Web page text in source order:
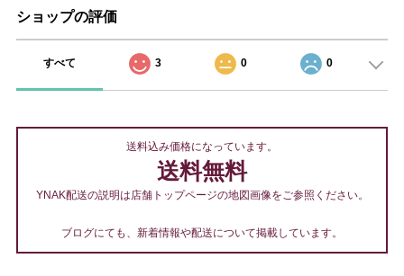
ショップの評価
すべて 3 0 0
送料込み価格になっています。
送料無料
YNAK配送の説明は店舗トップページの地図画像をご参照ください。
ブログにても、新着情報や配送について掲載しています。